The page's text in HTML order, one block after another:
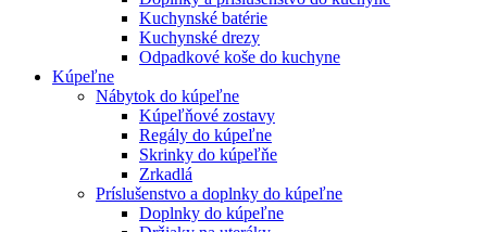
Kuchynské batérie
Kuchynské drezy
Odpadkové koše do kuchyne
Kúpeľne
Nábytok do kúpeľne
Kúpeľňové zostavy
Regály do kúpeľne
Skrinky do kúpeľňe
Zrkadlá
Príslušenstvo a doplnky do kúpeľne
Doplnky do kúpeľne